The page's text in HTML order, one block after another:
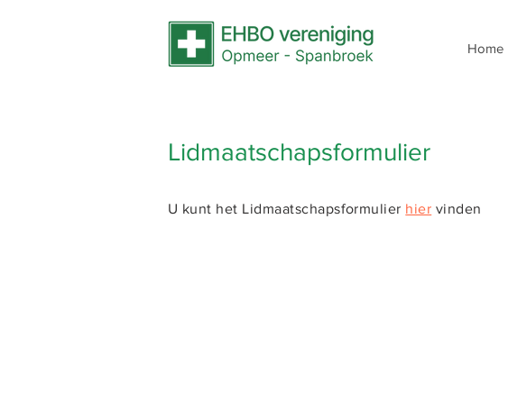
Home
Lidmaatschapsformulier
U kunt het Lidmaatschapsformulier hier vinden